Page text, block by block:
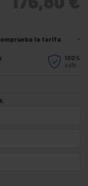
la tarifa
100%
safe